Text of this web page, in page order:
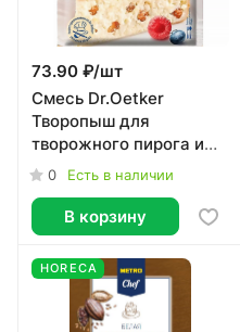
73.90 ₽/шт
Смесь Dr.Oetker
Творопыш для
творожного пирога и
запеканки 60г
0 Есть в наличии
В корзину
HORECA